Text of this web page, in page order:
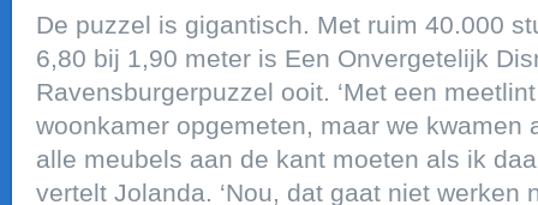
De puzzel is gigantisch. Met ruim 40.000
6,80 bij 1,90 meter is Een Onvergetelijk
Ravensburgerpuzzel ooit. ‘Met een
woonkamer opgemeten, maar we kwamen
alle meubels aan de kant moeten als ik
vertelt Jolanda. ‘Nou, dat gaat niet werken